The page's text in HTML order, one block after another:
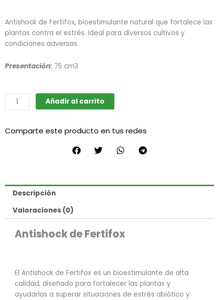
Antishock de Fertifox, bioestimulante natural que fortalece las
plantas contra el estrés. Ideal para diversos cultivos y
condiciones adversas.
Presentación: 75 cm3
Antishock
(Fertifox)
Añadir al carrito
Comparte este producto en tus redes
Descripción
Valoraciones (0)
Antishock de Fertifox
El Antishock de Fertifox es un bioestimulante de alta
calidad, diseñado para fortalecer las plantas y
ayudarlas a superar situaciones de estrés abiótico y